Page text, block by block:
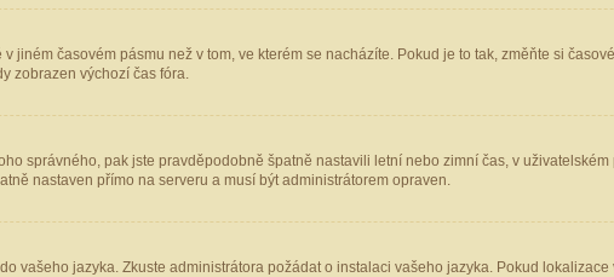
jiném časovém pásmu než v tom, ve kterém se nacházíte. Pokud je to tak, změňte si
zobrazen výchozí čas fóra.
správného, pak jste pravděpodobně špatně nastavili letní nebo zimní čas, v
nastaven přímo na serveru a musí být administrátorem opraven.
vašeho jazyka. Zkuste administrátora požádat o instalaci vašeho jazyka. Pokud